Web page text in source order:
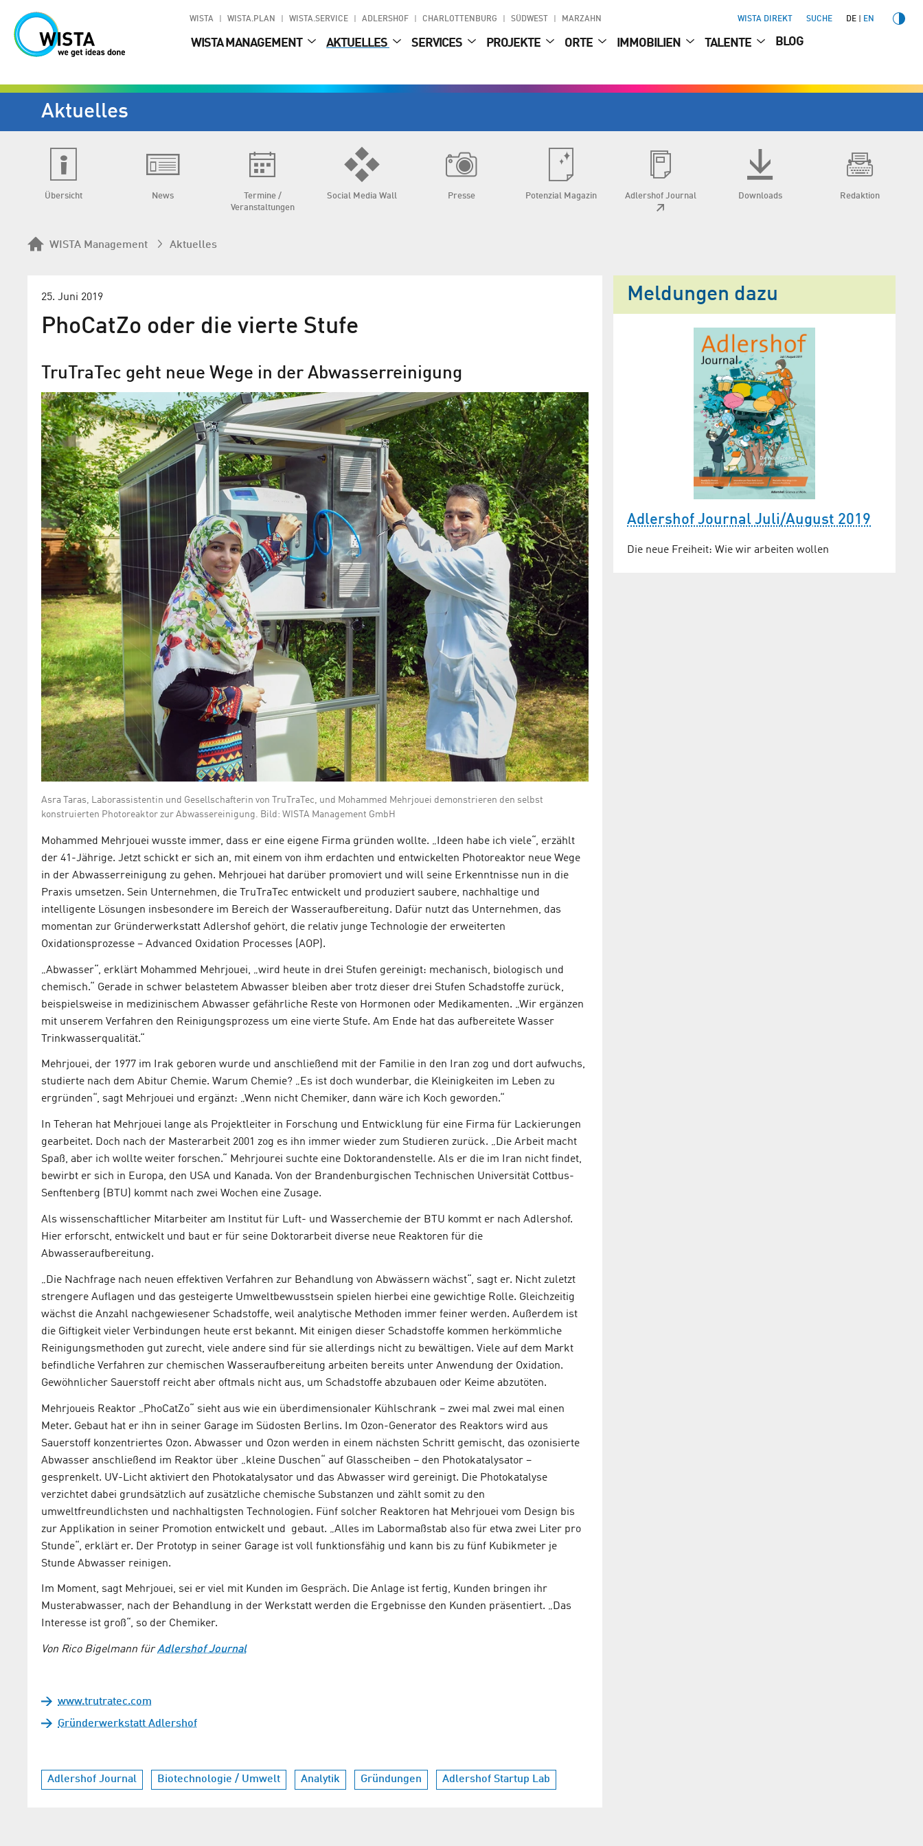
WISTA WISTA.PLAN WISTA.SERVICE ADLERSHOF CHARLOTTENBURG SÜDWEST MARZAHN WISTA DIREKT SUCHE DE EN
WISTA MANAGEMENT AKTUELLES SERVICES PROJEKTE ORTE IMMOBILIEN TALENTE BLOG
Aktuelles
Übersicht News
Termine /
Veranstaltungen
Social Media Wall Presse Potenzial Magazin Adlershof Journal Downloads Redaktion
WISTA Management Aktuelles
25. Juni 2019
PhoCatZo oder die vierte Stufe
TruTraTec geht neue Wege in der Abwasserreinigung
Asra Taras, Laborassistentin und Gesellschafterin von TruTraTec, und Mohammed Mehrjouei demonstrieren den selbst
konstruierten Photoreaktor zur Abwassereinigung. Bild: WISTA Management GmbH
Mohammed Mehrjouei wusste immer, dass er eine eigene Firma gründen wollte. „Ideen habe ich viele“, erzählt
der 41-Jährige. Jetzt schickt er sich an, mit einem von ihm erdachten und entwickelten Photoreaktor neue Wege
in der Abwasserreinigung zu gehen. Mehrjouei hat darüber promoviert und will seine Erkenntnisse nun in die
Praxis umsetzen. Sein Unternehmen, die TruTraTec entwickelt und produziert saubere, nachhaltige und
intelligente Lösungen insbesondere im Bereich der Wasseraufbereitung. Dafür nutzt das Unternehmen, das
momentan zur Gründerwerkstatt Adlershof gehört, die relativ junge Technologie der erweiterten
Oxidationsprozesse – Advanced Oxidation Processes (AOP).
„Abwasser“, erklärt Mohammed Mehrjouei, „wird heute in drei Stufen gereinigt: mechanisch, biologisch und
chemisch.“ Gerade in schwer belastetem Abwasser bleiben aber trotz dieser drei Stufen Schadstoffe zurück,
beispielsweise in medizinischem Abwasser gefährliche Reste von Hormonen oder Medikamenten. „Wir ergänzen
mit unserem Verfahren den Reinigungsprozess um eine vierte Stufe. Am Ende hat das aufbereitete Wasser
Trinkwasserqualität.“
Mehrjouei, der 1977 im Irak geboren wurde und anschließend mit der Familie in den Iran zog und dort aufwuchs,
studierte nach dem Abitur Chemie. Warum Chemie? „Es ist doch wunderbar, die Kleinigkeiten im Leben zu
ergründen“, sagt Mehrjouei und ergänzt: „Wenn nicht Chemiker, dann wäre ich Koch geworden.“
In Teheran hat Mehrjouei lange als Projektleiter in Forschung und Entwicklung für eine Firma für Lackierungen
gearbeitet. Doch nach der Masterarbeit 2001 zog es ihn immer wieder zum Studieren zurück. „Die Arbeit macht
Spaß, aber ich wollte weiter forschen.“ Mehrjourei suchte eine Doktorandenstelle. Als er die im Iran nicht findet,
bewirbt er sich in Europa, den USA und Kanada. Von der Brandenburgischen Technischen Universität Cottbus-
Senftenberg (BTU) kommt nach zwei Wochen eine Zusage.
Als wissenschaftlicher Mitarbeiter am Institut für Luft- und Wasserchemie der BTU kommt er nach Adlershof.
Hier erforscht, entwickelt und baut er für seine Doktorarbeit diverse neue Reaktoren für die
Abwasseraufbereitung.
„Die Nachfrage nach neuen effektiven Verfahren zur Behandlung von Abwässern wächst“, sagt er. Nicht zuletzt
strengere Auflagen und das gesteigerte Umweltbewusstsein spielen hierbei eine gewichtige Rolle. Gleichzeitig
wächst die Anzahl nachgewiesener Schadstoffe, weil analytische Methoden immer feiner werden. Außerdem ist
die Giftigkeit vieler Verbindungen heute erst bekannt. Mit einigen dieser Schadstoffe kommen herkömmliche
Reinigungsmethoden gut zurecht, viele andere sind für sie allerdings nicht zu bewältigen. Viele auf dem Markt
befindliche Verfahren zur chemischen Wasseraufbereitung arbeiten bereits unter Anwendung der Oxidation.
Gewöhnlicher Sauerstoff reicht aber oftmals nicht aus, um Schadstoffe abzubauen oder Keime abzutöten.
Mehrjoueis Reaktor „PhoCatZo“ sieht aus wie ein überdimensionaler Kühlschrank – zwei mal zwei mal einen
Meter. Gebaut hat er ihn in seiner Garage im Südosten Berlins. Im Ozon-Generator des Reaktors wird aus
Sauerstoff konzentriertes Ozon. Abwasser und Ozon werden in einem nächsten Schritt gemischt, das ozonisierte
Abwasser anschließend im Reaktor über „kleine Duschen“ auf Glasscheiben – den Photokatalysator –
gesprenkelt. UV-Licht aktiviert den Photokatalysator und das Abwasser wird gereinigt. Die Photokatalyse
verzichtet dabei grundsätzlich auf zusätzliche chemische Substanzen und zählt somit zu den
umweltfreundlichsten und nachhaltigsten Technologien. Fünf solcher Reaktoren hat Mehrjouei vom Design bis
zur Applikation in seiner Promotion entwickelt und gebaut. „Alles im Labormaßstab also für etwa zwei Liter pro
Stunde“, erklärt er. Der Prototyp in seiner Garage ist voll funktionsfähig und kann bis zu fünf Kubikmeter je
Stunde Abwasser reinigen.
Im Moment, sagt Mehrjouei, sei er viel mit Kunden im Gespräch. Die Anlage ist fertig, Kunden bringen ihr
Musterabwasser, nach der Behandlung in der Werkstatt werden die Ergebnisse den Kunden präsentiert. „Das
Interesse ist groß“, so der Chemiker.
Von Rico Bigelmann fürAdlershof Journal
www.trutratec.com
Gründerwerkstatt Adlershof
Adlershof Journal Biotechnologie / Umwelt Analytik Gründungen Adlershof Startup Lab
Meldungen dazu
Adlershof Journal Juli/August 2019
Die neue Freiheit: Wie wir arbeiten wollen